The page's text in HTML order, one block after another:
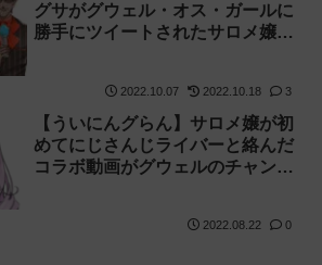
グサがグウェル・オス・ガールに
勝手にツイートされたサロメ嬢に
2022.10.07 2022.10.18 3
【ういにんグらん】サロメ嬢が初
めてにじさんじライバーと絡んだ
コラボ動画がグウェルのチャンネ
2022.08.22 0